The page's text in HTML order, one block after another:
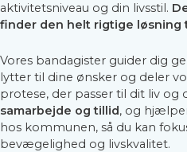
aktivitetsniveau og din livsstil.
finder den helt rigtige løsning
Vores bandagister guider dig
lytter til dine ønsker og deler
protese, der passer til dit liv og
samarbejde og tillid, og
hos kommunen, så du kan
bevægelighed og livskvalitet.